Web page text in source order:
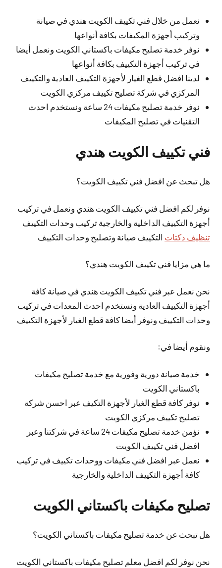
نعمل من خلال فني تكييف الكويت هندي في صيانة
وتركيب أجهزة المكيفات بكافة أنواعها
نوفر خدمة تصليح مكيفات باكستاني الكويت ونعمل أيضا
في تركيب أجهزة التكييف بكافة أنواعها
لدينا افضل قطع الغيار لأجهزة التكييف العادية والتكييف
المركزي في شركة تصليح تكييف مركزي الكويت
نوفر خدمة تصليح مكيفات 24 ساعة ونستخدم احدث
التقنيات في تصليح المكيفات
فني تكييف الكويت هندي
هل تبحث عن افضل فني تكييف الكويت؟
نوفر لكم افضل فني تكييف الكويت هندي ونعمل في تركيب
أجهزة التكييف الداخلية والخارجية تركيب وحدات التكييف
تنظيف دكتات التكييف صيانة وتصليح وحدات التكييف
ما هي مزايا فني تكييف الكويت هندي؟
نحن نعمل عبر فني تكييف الكويت هندي في صيانة كافة
أجهزة التكييف العادية ونستخدم احدث المعدات في تركيب
وحدات التكييف ونوفر أيضا كافة قطع الغيار لأجهزة التكييف
ونقوم أيضا في:
خدمة صيانة دورية وفورية مع خدمة تصليح مكيفات
باكستاني الكويت
نوفر كافة قطع الغيار لأجهزة التكيف عبر احسن شركة
تصليح تكييف مركزي الكويت
نؤمن خدمة تصليح مكيفات 24 ساعة في شركتنا وعبر
افضل فني تكييف الكويت
نعمل عبر افضل فني مكيفات ووحدات تكييف في تركيب
كافة أجهزة التكييف الداخلية والخارجية
تصليح مكيفات باكستاني الكويت
هل تبحث عن خدمة تصليح مكيفات باكستاني الكويت؟
نحن نوفر لكم افضل معلم تصليح مكيفات باكستاني الكويت